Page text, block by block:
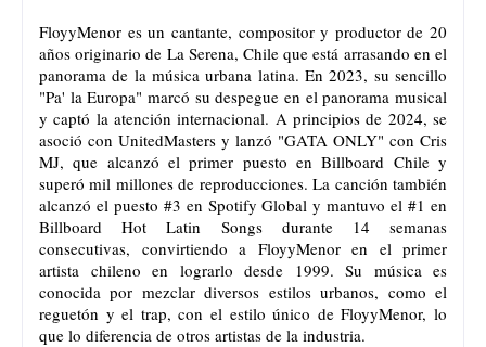
FloyyMenor es un cantante, compositor y productor de 20
años originario de La Serena, Chile que está arrasando en el
panorama de la música urbana latina. En 2023, su sencillo
"Pa' la Europa" marcó su despegue en el panorama musical
y captó la atención internacional. A principios de 2024, se
asoció con UnitedMasters y lanzó "GATA ONLY" con Cris
MJ, que alcanzó el primer puesto en Billboard Chile y
superó mil millones de reproducciones. La canción también
alcanzó el puesto #3 en Spotify Global y mantuvo el #1 en
Billboard Hot Latin Songs durante 14 semanas
consecutivas, convirtiendo a FloyyMenor en el primer
artista chileno en lograrlo desde 1999. Su música es
conocida por mezclar diversos estilos urbanos, como el
reguetón y el trap, con el estilo único de FloyyMenor, lo
que lo diferencia de otros artistas de la industria.